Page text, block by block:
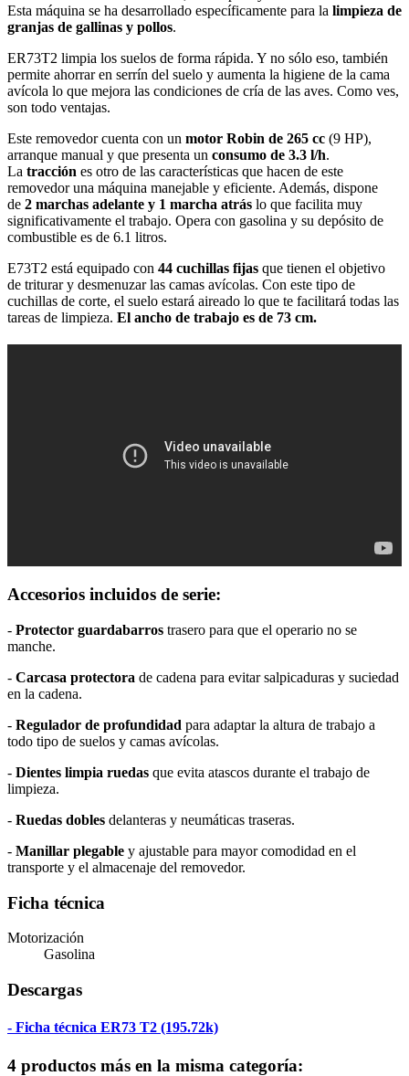
Esta máquina se ha desarrollado específicamente para la limpieza de
granjas de gallinas y pollos.
ER73T2 limpia los suelos de forma rápida. Y no sólo eso, también
permite ahorrar en serrín del suelo y aumenta la higiene de la cama
avícola lo que mejora las condiciones de cría de las aves. Como ves,
son todo ventajas.
Este removedor cuenta con un motor Robin de 265 cc (9 HP),
arranque manual y que presenta un consumo de 3.3 l/h.
La tracción es otro de las características que hacen de este
removedor una máquina manejable y eficiente. Además, dispone
de 2 marchas adelante y 1 marcha atrás lo que facilita muy
significativamente el trabajo. Opera con gasolina y su depósito de
combustible es de 6.1 litros.
E73T2 está equipado con 44 cuchillas fijas que tienen el objetivo
de triturar y desmenuzar las camas avícolas. Con este tipo de
cuchillas de corte, el suelo estará aireado lo que te facilitará todas las
tareas de limpieza. El ancho de trabajo es de 73 cm.
Accesorios incluidos de serie:
- Protector guardabarros trasero para que el operario no se
manche.
- Carcasa protectora de cadena para evitar salpicaduras y suciedad
en la cadena.
- Regulador de profundidad para adaptar la altura de trabajo a
todo tipo de suelos y camas avícolas.
- Dientes limpia ruedas que evita atascos durante el trabajo de
limpieza.
- Ruedas dobles delanteras y neumáticas traseras.
- Manillar plegable y ajustable para mayor comodidad en el
transporte y el almacenaje del removedor.
Ficha técnica
Motorización
Gasolina
Descargas
- Ficha técnica ER73 T2 (195.72k)
4 productos más en la misma categoría: